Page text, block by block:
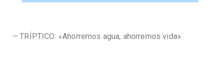
– TRÍPTICO: «Ahorremos agua, ahorremos vida»